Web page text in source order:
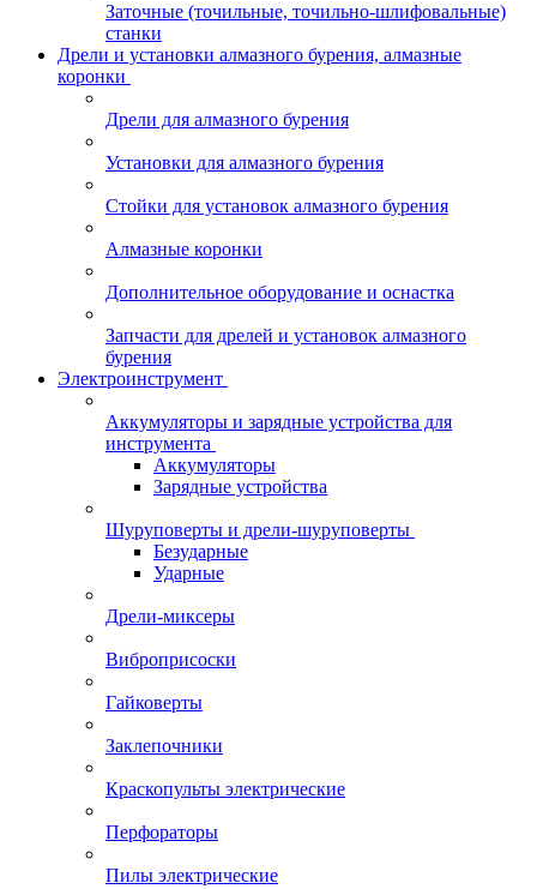
Заточные (точильные, точильно-шлифовальные)
станки
Дрели и установки алмазного бурения, алмазные
коронки
Дрели для алмазного бурения
Установки для алмазного бурения
Стойки для установок алмазного бурения
Алмазные коронки
Дополнительное оборудование и оснастка
Запчасти для дрелей и установок алмазного
бурения
Электроинструмент
Аккумуляторы и зарядные устройства для
инструмента
Аккумуляторы
Зарядные устройства
Шуруповерты и дрели-шуруповерты
Безударные
Ударные
Дрели-миксеры
Виброприсоски
Гайковерты
Заклепочники
Краскопульты электрические
Перфораторы
Пилы электрические